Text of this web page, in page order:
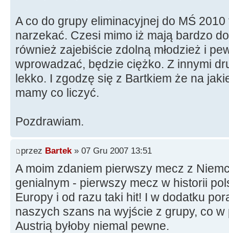
A co do grupy eliminacyjnej do MŚ
narzekać. Czesi mimo iż mają bardzo
również zajebiście zdolną młodzież i
wprowadzać, będzie ciężko. Z innymi
lekko. I zgodzę się z Bartkiem że na
mamy co liczyć.
Pozdrawiam.
przez Bartek » 07 Gru 2007 13:51
A moim zdaniem pierwszy mecz z
genialnym - pierwszy mecz w historii
Europy i od razu taki hit! I w dodatku
naszych szans na wyjście z grupy, co
Austrią byłoby niemal pewne.